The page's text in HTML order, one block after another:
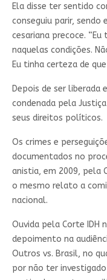
Ela disse ter sentido
conseguiu parir,
cesariana precoce.
naquelas condições.
Eu tinha certeza de
Depois de ser liberada
condenada pela
seus direitos políticos.
Os crimes e
documentados no
anistia, em 2009, pela
o mesmo relato a
nacional.
Ouvida pela Corte IDH
depoimento na
Outros vs. Brasil, no
por não ter